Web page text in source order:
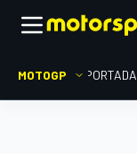
MOTOGP PORTADA